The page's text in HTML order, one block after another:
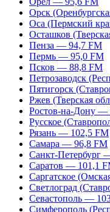
Орск
Оса (Пермский
Осташков
Пенза — 94,7 FM
Пермь — 95,0 FM
Псков — 88,8 FM
Петрозаводск
Пятигорск
Ржев (Тверская
Ростов-на-Дону —
Русское
Рязань — 102,5 FM
Самара — 96,8 FM
Санкт-Петербург
Саратов — 101,1
Саргатское
Светлоград
Севастополь —
Симферополь